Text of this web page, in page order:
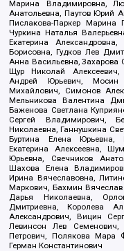
Марина Владимировна,
Анатольевна, Паутов Юрий
Пислакова-Паркер Марина
Чуркина Наталья
Екатерина
Борисовна, Гудков Лев
Анна Васильевна, Захарова
Щур Николай
Андрей Юрьевич, Мосин
Михайлович, Симонов
Мельникова Валентина
Баженова Светлана
Сергей Владимирович,
Николаевна, Ганнушкина
Буртина Елена Юрьевна,
Екатерина Алексеевна,
Юрьевна, Свечников
Шахова Елена
Ирина Вячеславовна,
Маркович, Бахмин
Дарья Николаевна,
Дмитриевна, Королева
Александрович, Вицин
Левинсон Лев
Петрович, Полякова Мара
Герман Константинович